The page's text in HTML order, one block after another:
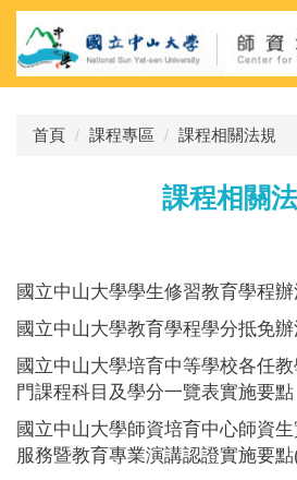
跳
到
主
要
首頁 課程專區 課程相關法規
課程相關
國立中山大學學生修習教育學程
國立中山大學教育學程學分抵免
國立中山大學培育中等學校各任
門課程科目及學分一覽表實施要點
國立中山大學師資培育中心師資
服務暨教育專業演講認證實施要